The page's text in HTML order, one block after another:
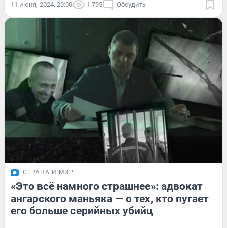
11 июня, 2024, 20:00 1 795 Обсудить
СТРАНА И МИР
«Это всё намного страшнее»: адвокат
ангарского маньяка — о тех, кто пугает
его больше серийных убийц